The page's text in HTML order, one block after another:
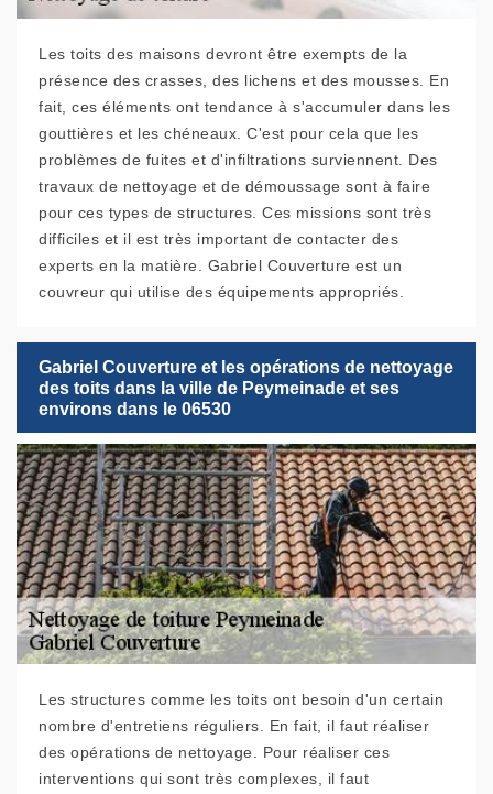
Les toits des maisons devront être exempts de la
présence des crasses, des lichens et des mousses. En
fait, ces éléments ont tendance à s'accumuler dans les
gouttières et les chéneaux. C'est pour cela que les
problèmes de fuites et d'infiltrations surviennent. Des
travaux de nettoyage et de démoussage sont à faire
pour ces types de structures. Ces missions sont très
difficiles et il est très important de contacter des
experts en la matière. Gabriel Couverture est un
couvreur qui utilise des équipements appropriés.
Gabriel Couverture et les opérations de nettoyage
des toits dans la ville de Peymeinade et ses
environs dans le 06530
Les structures comme les toits ont besoin d'un certain
nombre d'entretiens réguliers. En fait, il faut réaliser
des opérations de nettoyage. Pour réaliser ces
interventions qui sont très complexes, il faut